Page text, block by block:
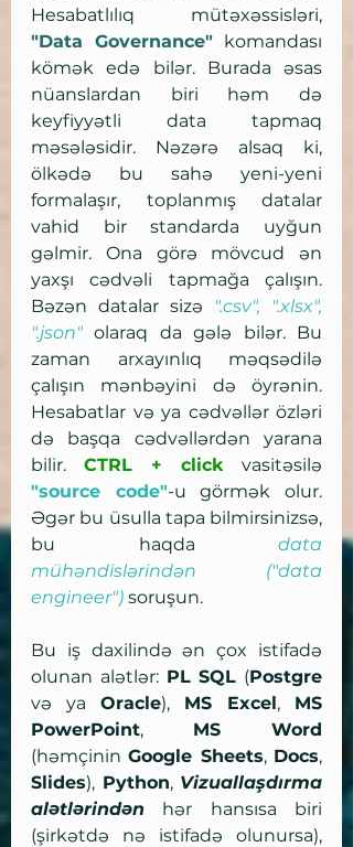
"Data Governance" komandası
kömək edə bilər. Burada əsas
nüanslardan biri həm də
keyfiyyətli data tapmaq
məsələsidir. Nəzərə alsaq ki,
ölkədə bu sahə yeni-yeni
formalaşır, toplanmış datalar
vahid bir standarda uyğun
gəlmir. Ona görə mövcud ən
yaxşı cədvəli tapmağa çalışın.
Bəzən datalar sizə ".csv", ".xlsx",
".json" olaraq da gələ bilər. Bu
zaman arxayınlıq məqsədilə
çalışın mənbəyini də öyrənin.
Hesabatlar və ya cədvəllər özləri
də başqa cədvəllərdən yarana
bilir. CTRL + click
"source code"-u görmək olur.
Əgər bu üsulla tapa bilmirsinizsə,
bu haqda data
mühəndislərindən ("data
engineer") soruşun.
Bu iş daxilində ən çox istifadə
olunan alətlər: PL SQL (Postgre
və ya Oracle), MS Excel, MS
PowerPoint, MS Word
(həmçinin Google Sheets, Docs
Slides), Python, Vizuallaşdırma
alətlərindən hər hansısa biri
(şirkətdə nə istifadə olunursa),